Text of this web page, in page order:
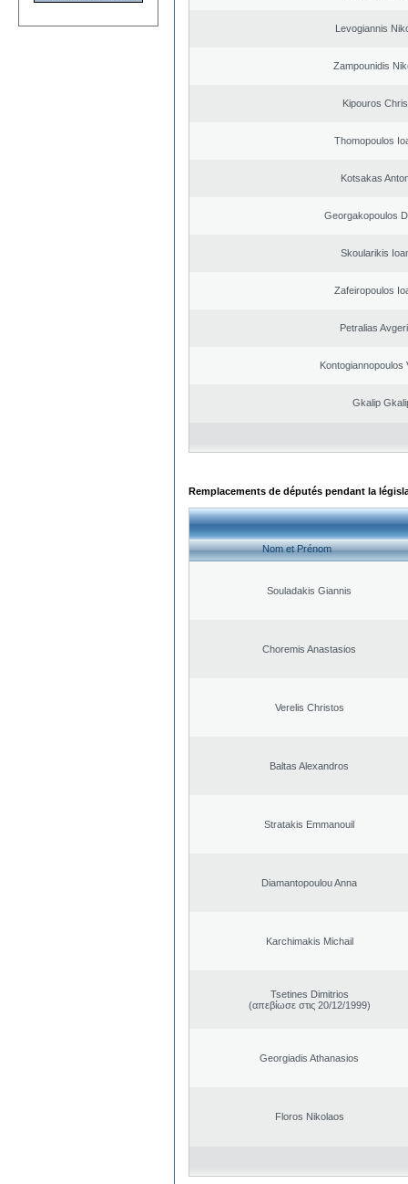
Levogiannis
Zampounidis
Kipouros
Thomopoulos
Kotsakas
Georgakopoulos
Skoularikis
Zafeiropoulos
Petralias
Kontogiannopoulos
Gkalip
Remplacements de députés pendant la
Nom et Prénom
Souladakis Giannis
Choremis Anastasios
Verelis Christos
Baltas Alexandros
Stratakis Emmanouil
Diamantopoulou Anna
Karchimakis Michail
Tsetines Dimitrios
(απεβίωσε στις 20/12/1999)
Georgiadis Athanasios
Floros Nikolaos